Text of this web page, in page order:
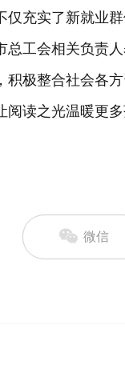
仅充实了新就业
总工会相关负责
积极整合社会各
阅读之光温暖更
微信